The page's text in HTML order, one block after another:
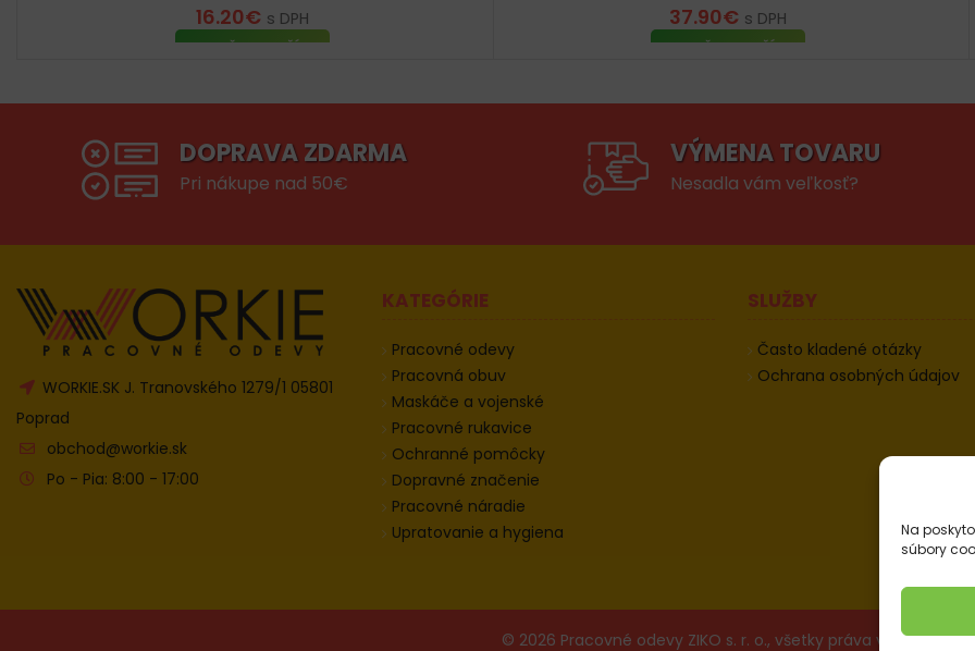
Na
súbory
16.20€ s DPH
PRIDAŤ DO KOŠÍKA
37.90€ s DPH
PRIDAŤ DO KOŠÍKA
DOPRAVA ZDARMA
Pri nákupe nad 50€
VÝMENA TOVARU
Nesadla vám veľkosť?
WORKIE.SK J. Tranovského 1279/1 05801
Poprad
obchod@workie.sk
Po - Pia: 8:00 - 17:00
KATEGÓRIE
Pracovné odevy
Pracovná obuv
Maskáče a vojenské
Pracovné rukavice
Ochranné pomôcky
Dopravné značenie
Pracovné náradie
Upratovanie a hygiena
SLUŽBY
Často kladené otázky
Ochrana osobných údajov
© 2026 Pracovné odevy ZIKO s. r. o., všetky práva vyhradené.